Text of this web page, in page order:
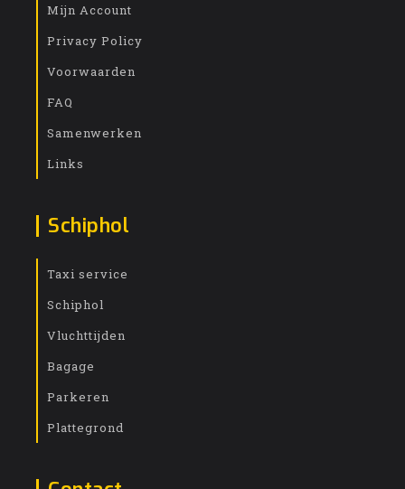
Mijn Account
Privacy Policy
Voorwaarden
FAQ
Samenwerken
Links
Schiphol
Taxi service
Schiphol
Vluchttijden
Bagage
Parkeren
Plattegrond